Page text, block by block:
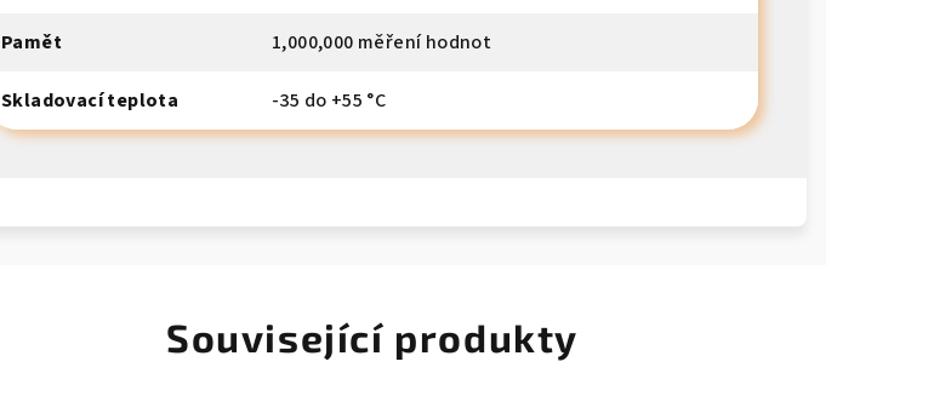
Pamět 1,000,000 měření hodnot
Skladovací teplota -35 do +55 °C
Související produkty